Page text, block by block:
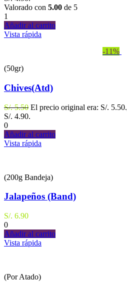
Valorado con 5.00 de 5
1
Añadir al carrito
Vista rápida
-11%
(50gr)
Chives(Atd)
S/.5.50 El precio original era: S/. 5.50.
S/. 4.90.
0
Añadir al carrito
Vista rápida
(200g Bandeja)
Jalapeños (Band)
S/. 6.90
0
Añadir al carrito
Vista rápida
(Por Atado)